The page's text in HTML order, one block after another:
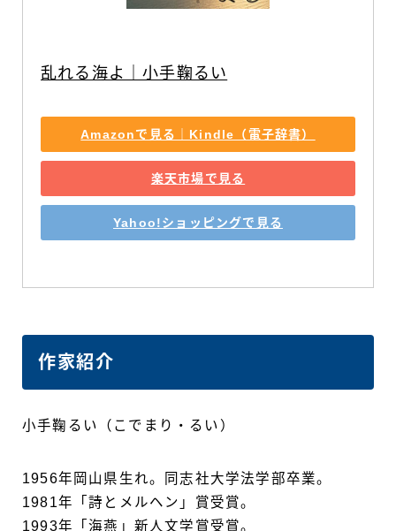
乱れる海よ｜小手鞠るい
Amazonで見る｜Kindle（電子辞書）
楽天市場で見る
Yahoo!ショッピングで見る
作家紹介
小手鞠るい（こでまり・るい）
1956年岡山県生れ。同志社大学法学部卒業。
1981年「詩とメルヘン」賞受賞。
1993年「海燕」新人文学賞受賞。